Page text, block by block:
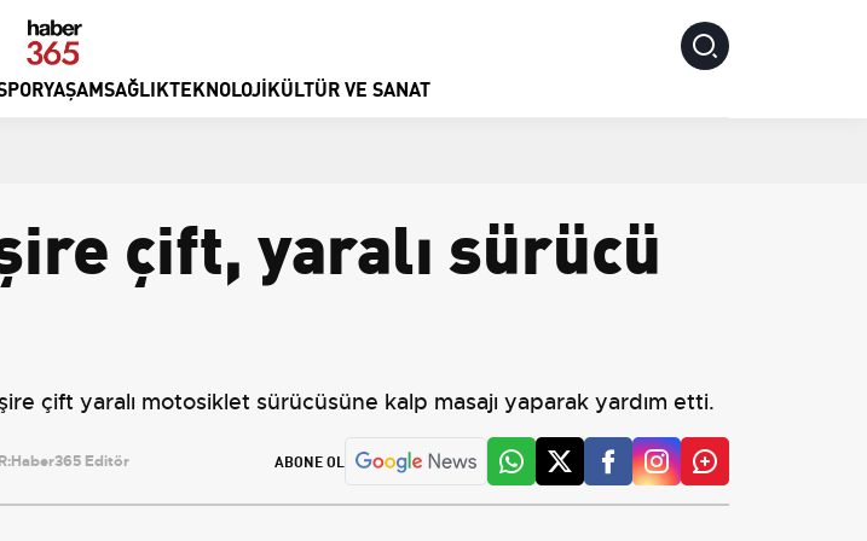
YAŞAMSAĞLIKTEKNOLOJIKÜLTÜR VE SANAT
çift, yaralı sürücü
çift yaralı motosiklet sürücüsüne kalp masajı yaparak yardım etti.
Haber365 Editör ABONE OL